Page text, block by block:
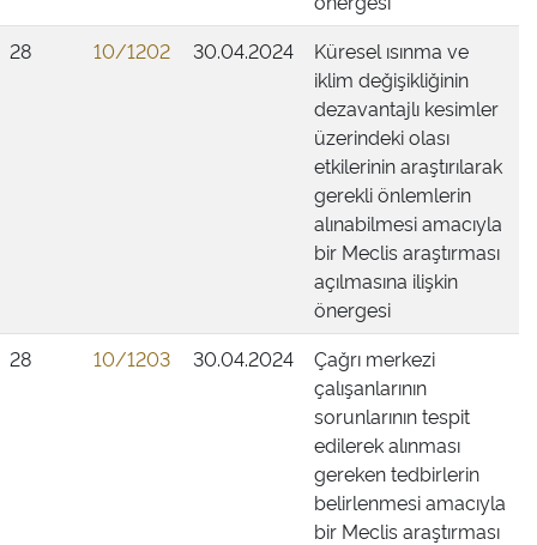
28
10/1202 30.04.2024
Küresel ısınma ve
iklim değişikliğinin
dezavantajlı kesimler
üzerindeki olası
etkilerinin araştırılarak
gerekli önlemlerin
alınabilmesi amacıyla
bir Meclis araştırması
açılmasına ilişkin
önergesi
28
10/1203 30.04.2024
Çağrı merkezi
çalışanlarının
sorunlarının tespit
edilerek alınması
gereken tedbirlerin
belirlenmesi amacıyla
bir Meclis araştırması